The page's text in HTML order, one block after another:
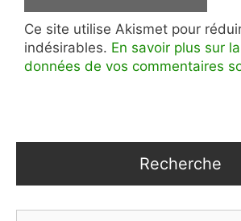
Ce site utilise Akismet pour
indésirables. En savoir plus sur
données de vos commentaires
Recherche